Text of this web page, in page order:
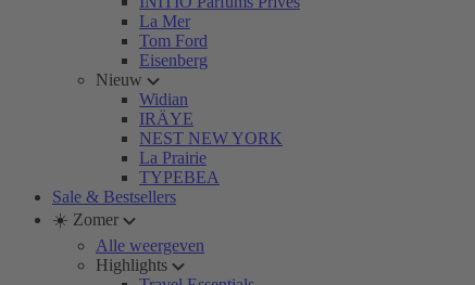
La Mer
Tom Ford
Eisenberg
Nieuw
Widian
IRÄYE
NEST NEW YORK
La Prairie
TYPEBEA
Sale & Bestsellers
☀️ Zomer
Alle weergeven
Highlights